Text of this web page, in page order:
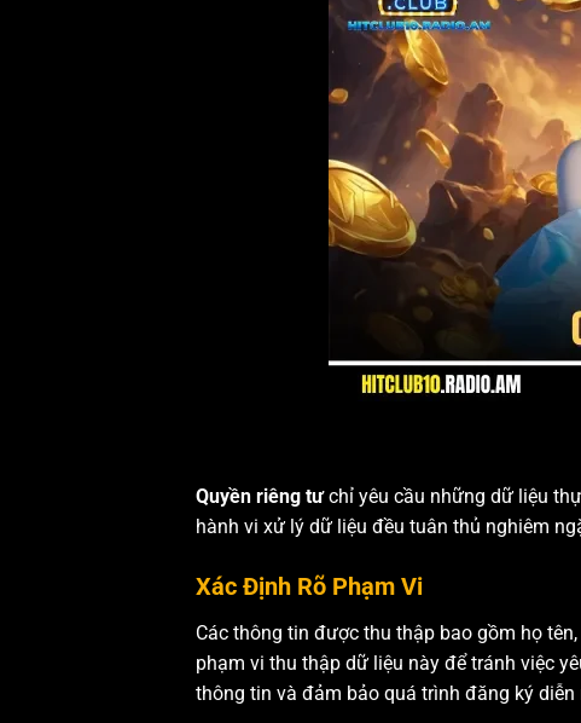
Quyền riêng tưchỉ yêu cầu những dữ liệu
hành vi xử lý dữ liệu đều tuân thủ nghiêm
Xác Định Rõ Phạm Vi
Các thông tin được thu thập bao gồm họ
phạm vi thu thập dữ liệu này để tránh việc
thông tin và đảm bảo quá trình đăng ký diễn